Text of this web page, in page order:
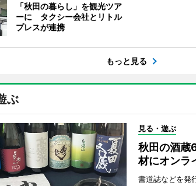
「秋田の暮らし」を観光ツア
ーに タクシー会社とリトル
プレスが連携
もっと見る
ぶ
見る・遊ぶ
秋田の酒蔵
材にオンラ
書道誌などを発